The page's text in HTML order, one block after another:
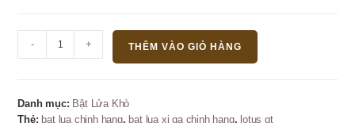
lửa
2
- + THÊM VÀO GIỎ HÀNG
Danh mục: Bật Lửa Khò
Thẻ: bat lua chinh hang, bat lua xi ga chinh hang, lotus gt